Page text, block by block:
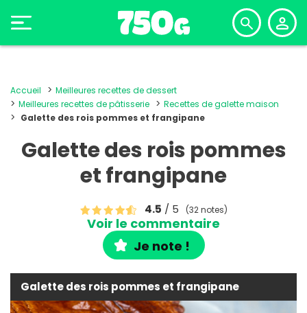
Accueil
Meilleures recettes de dessert
Meilleures recettes de pâtisserie
Recettes de galette maison
Galette des rois pommes et frangipane
Galette des rois pommes
et frangipane
4.5 / 5 (32 notes)
Voir le commentaire
Je note !
Galette des rois pommes et frangipane